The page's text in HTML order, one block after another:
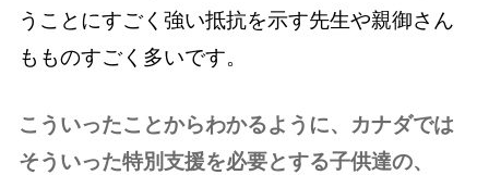
うことにすごく強い抵抗を示す先生や親御さん
もものすごく多いです。
こういったことからわかるように、カナダでは
そういった特別支援を必要とする子供達の、